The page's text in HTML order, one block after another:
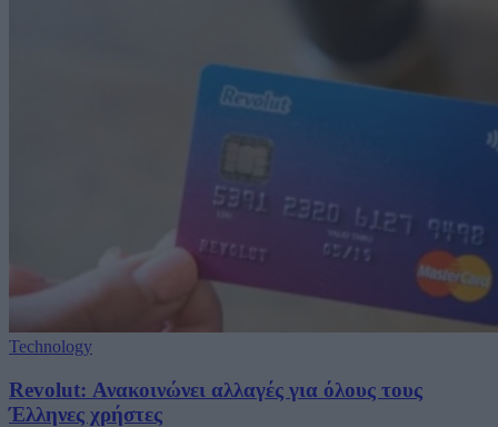
Technology
Revolut: Ανακοινώνει αλλαγές για όλους τους
Έλληνες χρήστες